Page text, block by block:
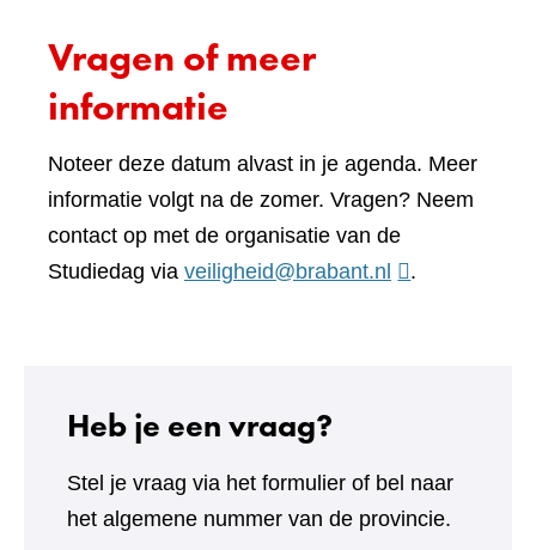
een
Vragen of meer
informatie
Noteer deze datum alvast in je agenda. Meer
informatie volgt na de zomer. Vragen? Neem
contact op met de organisatie van de
Studiedag via veiligheid@brabant.nl .
Heb je een vraag?
Stel je vraag via het formulier of bel naar
het algemene nummer van de provincie.